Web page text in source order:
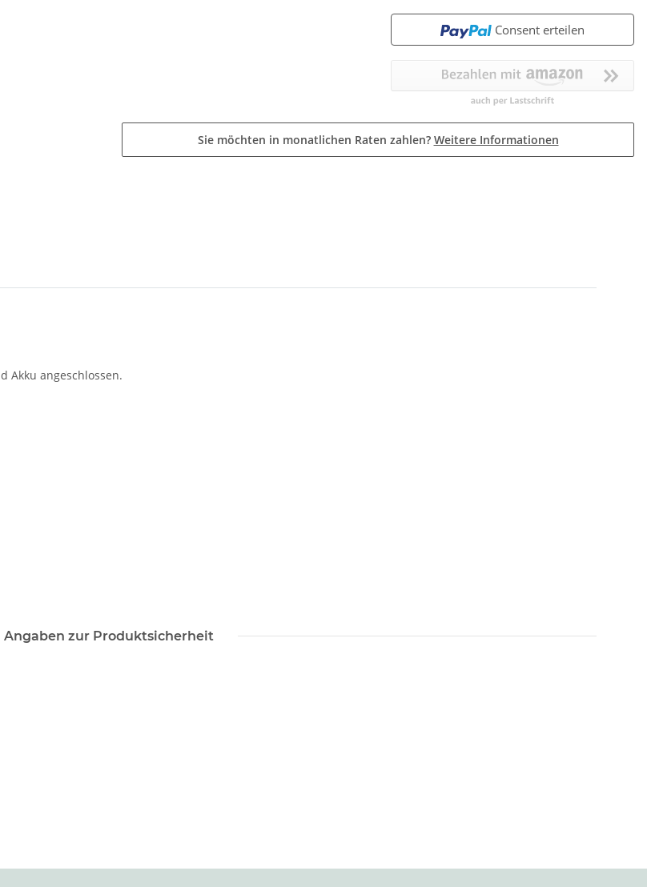
Consent erteilen
Sie möchten in monatlichen Raten zahlen? Weitere Informationen
Akku angeschlossen.
Angaben zur Produktsicherheit